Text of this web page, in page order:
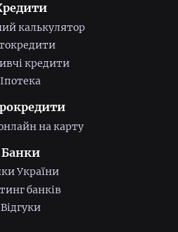
калькулятор
кредити
Іпотека
на карту
Банки
України
банків
Відгуки